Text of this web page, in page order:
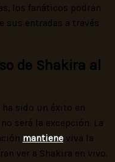
los fanáticos podrán
sus entradas a través
de Shakira al
ha sido un éxito en
será la excepción. La
mantiene viva la
ver a Shakira en vivo.